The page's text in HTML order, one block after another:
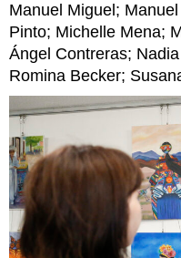
Manuel Miguel;
Pinto; Michelle Mena;
Ángel Contreras;
Romina Becker;